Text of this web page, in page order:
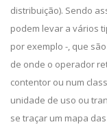
distribuição). Sendo
podem levar a vários
por exemplo -, que
de onde o operador
contentor ou num
unidade de uso ou
se traçar um mapa